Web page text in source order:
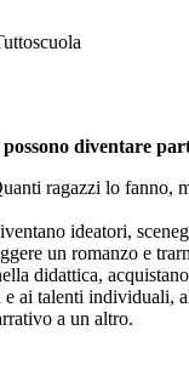
diventare
ragazzi lo fanno,
ideatori,
un romanzo e
didattica,
ai talenti individuali,
a un altro.